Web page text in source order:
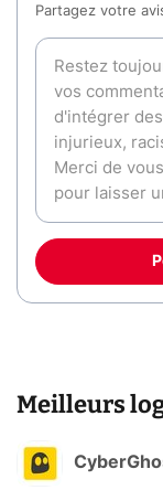
Partagez votre
Meilleurs